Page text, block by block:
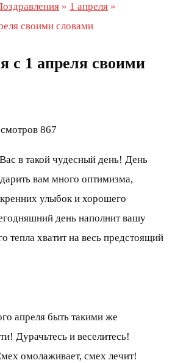
» 1 апреля »
своими словами
с 1 апреля своими
867
в такой чудесный день! День
вам много оптимизма,
улыбок и хорошего
день наполнит вашу
тепла хватит на весь предстоящий
апреля быть такими же
Дурачьтесь и веселитесь!
омолаживает, смех лечит!